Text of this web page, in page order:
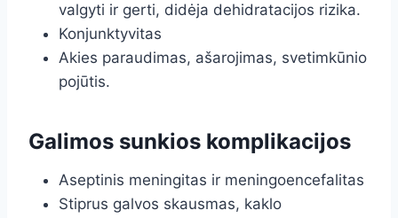
valgyti ir gerti, didėja dehidratacijos rizika.
Konjunktyvitas
Akies paraudimas, ašarojimas, svetimkūnio
pojūtis.
Galimos sunkios komplikacijos
Aseptinis meningitas ir meningoencefalitas
Stiprus galvos skausmas, kaklo